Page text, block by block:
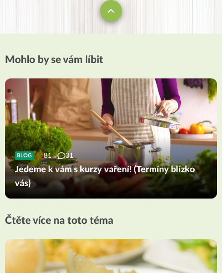
Mohlo by se vám líbit
BLOG 81 31
Jedeme k vám s kurzy vaření! (Termíny blízko
vás)
Čtěte více na toto téma